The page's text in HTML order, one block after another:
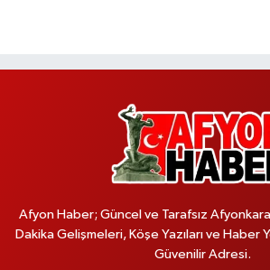
Afyon Haber; Güncel ve Tarafsız
Dakika Gelişmeleri, Köşe Yazıları ve Haber
Güvenilir Adresi.